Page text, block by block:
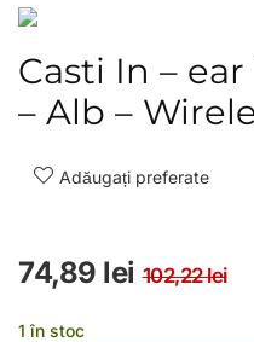
Casti In – ear
– Alb –
Adăugați preferate
102,22lei
74,89 lei
1 în stoc